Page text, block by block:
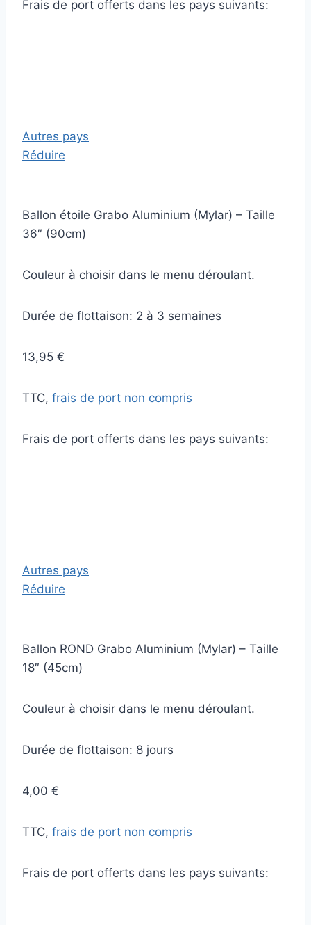
Frais de port offerts dans les pays suivants:
Autres pays
Réduire
Ballon étoile Grabo Aluminium (Mylar) – Taille
36″ (90cm)
Couleur à choisir dans le menu déroulant.
Durée de flottaison: 2 à 3 semaines
13,95 €
TTC, frais de port non compris
Frais de port offerts dans les pays suivants:
Autres pays
Réduire
Ballon ROND Grabo Aluminium (Mylar) – Taille
18″ (45cm)
Couleur à choisir dans le menu déroulant.
Durée de flottaison: 8 jours
4,00 €
TTC, frais de port non compris
Frais de port offerts dans les pays suivants: